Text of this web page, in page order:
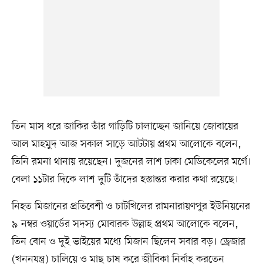
তিন মাস ধরে জাকির তাঁর গাড়িটি চালাচ্ছেন জানিয়ে জোবায়ের
আল মাহমুদ আজ সকাল সাড়ে আটটায় প্রথম আলোকে বলেন,
তিনি রমনা থানায় রয়েছেন। দুজনের লাশ ঢাকা মেডিকেলের মর্গে।
বেলা ১১টার দিকে লাশ দুটি তাঁদের হস্তান্তর করার কথা রয়েছে।
নিহত মিজানের প্রতিবেশী ও চাটখিলের রামনারায়ণপুর ইউনিয়নের
৯ নম্বর ওয়ার্ডের সদস্য মোবারক উল্লাহ প্রথম আলোকে বলেন,
তিন বোন ও দুই ভাইয়ের মধ্যে মিজান ছিলেন সবার বড়। ড্রেজার
(খননযন্ত্র) চালিয়ে ও মাছ চাষ করে জীবিকা নির্বাহ করতেন